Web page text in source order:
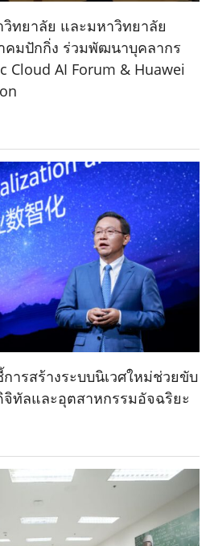
ทยาลัย และมหาวิทยาลัย
มปักกิ่ง ร่วมพัฒนาบุคลากร
Cloud AI Forum & Huawei
ารสร้างระบบนิเวศใหม่ช่วยขับ
จิทัลและอุตสาหกรรมอัจฉริยะ